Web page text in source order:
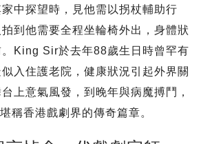
中探望時，見他需以拐杖輔助行
到他需要全程坐輪椅外出，身體狀
King Sir於去年88歲生日時曾罕有
入住護老院，健康狀況引起外界關
上意氣風發，到晚年與病魔搏鬥，
稱香港戲劇界的傳奇篇章。